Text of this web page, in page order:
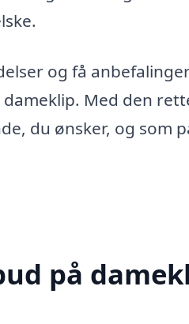
og få
Med den
du ønsker, og som
på